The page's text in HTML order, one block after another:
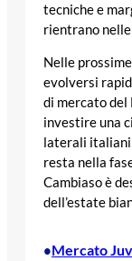
tecniche e
rientrano
Nelle
evolversi
di mercato del
investire una
laterali italiani
resta nella
Cambiaso è
dell’estate
•Mercato